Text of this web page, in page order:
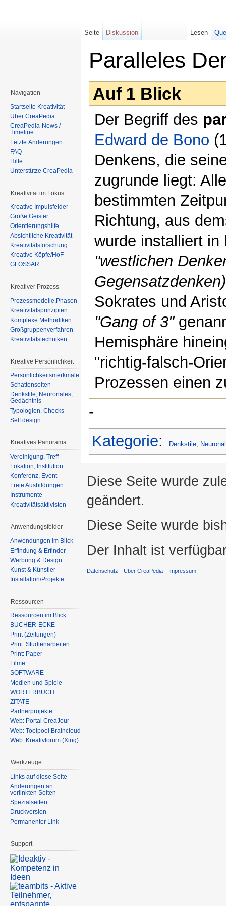
Paralleles
Auf 1 Blick
Der Begriff des
Edward de Bono
Denkens, die
zugrunde liegt:
bestimmten
Richtung, aus
wurde installiert in
"westlichen
Gegensatzdenken)
Sokrates und
"Gang of 3"
Hemisphäre
"richtig-falsch-
Prozessen einen
-
Kategorie: Denkstile,
Seite Diskussion Lesen
Navigation
Startseite Kreativität
Über CreaPedia
CreaPedia-News /
Timeline
Letzte Änderungen
FAQ
Hilfe
Unterstütze CreaPedia
Kreativität im Fokus
Kreative Impulsfelder
Große Geister
Orientierungshilfe
Absichtliche Kreativität
Kreativitätsforschung
Kreative Köpfe/HoF
GLOSSAR
Kreativer Prozess
Prozessmodelle,Phasen
Kreativitätsprinzipien
Komplexe Methodiken
Großgruppenverfahren
Kreativitätstechniken
Kreative Persönlichkeit
Persönlichkeitsmerkmale
Schattenseiten
Denkstile, Neuronales,
Gedächtnis
Typologien, Checks
Self design
Kreatives Panorama
Vereinigung, Treff
Lokation, Institution
Konferenz, Event
Freie Ausbildungen
Instrumente
Kreativitätsaktivisten
Anwendungsfelder
Anwendungen im Blick
Erfindung & Erfinder
Werbung & Design
Kunst & Künstler
Installation/Projekte
Ressourcen
Ressourcen im Blick
BÜCHER-ECKE
Print (Zeitungen)
Print: Studienarbeiten
Print: Paper
Filme
SOFTWARE
Medien und Spiele
WÖRTERBUCH
ZITATE
Partnerprojekte
Web: Portal CreaJour
Web: Toolpool Braincloud
Web: Kreativforum (Xing)
Werkzeuge
Links auf diese Seite
Änderungen an
verlinkten Seiten
Spezialseiten
Druckversion
Permanenter Link
Support
Diese Seite wurde
geändert.
Diese Seite wurde
Der Inhalt ist
Datenschutz Über CreaPedia Impressum